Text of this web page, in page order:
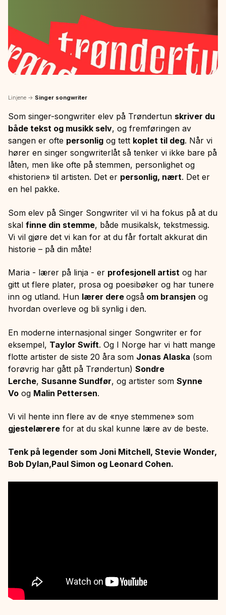
Linjene -> Singer songwriter
Som singer-songwriter elev på Trøndertun skriver du
både tekst og musikk selv, og fremføringen av
sangen er ofte personlig og tett koplet til deg. Når vi
hører en singer songwriterlåt så tenker vi ikke bare på
låten, men like ofte på stemmen, personlighet og
«historien» til artisten. Det er personlig, nært. Det er
en hel pakke.
Som elev på Singer Songwriter vil vi ha fokus på at du
skal finne din stemme, både musikalsk, tekstmessig.
Vi vil gjøre det vi kan for at du får fortalt akkurat din
historie – på din måte!
Maria - lærer på linja - er profesjonell artist og har
gitt ut flere plater, prosa og poesibøker og har tunere
inn og utland. Hun lærer dere også om bransjen og
hvordan overleve og bli synlig i den.
En moderne internasjonal singer Songwriter er for
eksempel, Taylor Swift. Og I Norge har vi hatt mange
flotte artister de siste 20 åra som Jonas Alaska (som
forøvrig har gått på Trøndertun) Sondre
Lerche, Susanne Sundfør, og artister som Synne
Vo og Malin Pettersen.
Vi vil hente inn flere av de «nye stemmene» som
gjestelærere for at du skal kunne lære av de beste.
Tenk på legender som Joni Mitchell, Stevie Wonder,
Bob Dylan,Paul Simon og Leonard Cohen.